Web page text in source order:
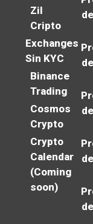
Zil
Cripto
Exchanges
Sin KYC
Binance
Trading
Cosmos
Crypto
Crypto
Calendar
(Coming
soon)